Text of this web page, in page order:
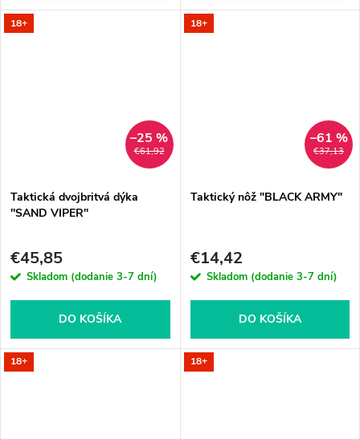
18+
€61,92
–25 %
Taktická dvojbritvá dýka
''SAND VIPER''
€45,85
Skladom (dodanie 3-7 dní)
DO KOŠÍKA
18+
€37,13
–61 %
Taktický nôž "BLACK ARMY"
€14,42
Skladom (dodanie 3-7 dní)
DO KOŠÍKA
18+ 18+